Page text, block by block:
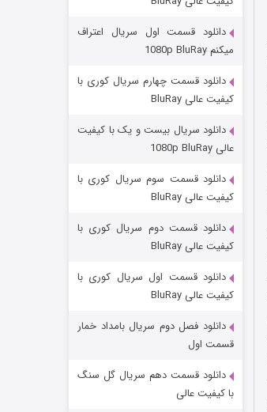
مردگان متحرک: شهر مرده ۳
شکست استوارت در نجات جهان
قسمت ۷ (زیرنویس) منتشر شد
دانلود قسمت اول سریال اعتراف
میکنم 1080p BluRay
دانلود قسمت چهارم سریال کوری با
کیفیت عالی BluRay
دانلود سریال بیست و یک با کیفیت
عالی 1080p BluRay
دانلود قسمت سوم سریال کوری با
کیفیت عالی BluRay
دانلود قسمت دوم سریال کوری با
کیفیت عالی BluRay
دانلود قسمت اول سریال کوری با
کیفیت عالی BluRay
دانلود فصل دوم سریال بامداد خمار
قسمت اول
دانلود قسمت دهم سریال گل سنگ
با کیفیت عالی